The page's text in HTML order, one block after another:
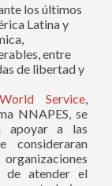
los últimos
Latina y
entre
de libertad y
Service,
NNAPES, se
apoyar a las
consideraran
de atender el